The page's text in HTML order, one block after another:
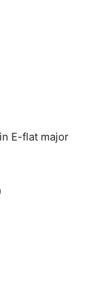
E-flat major